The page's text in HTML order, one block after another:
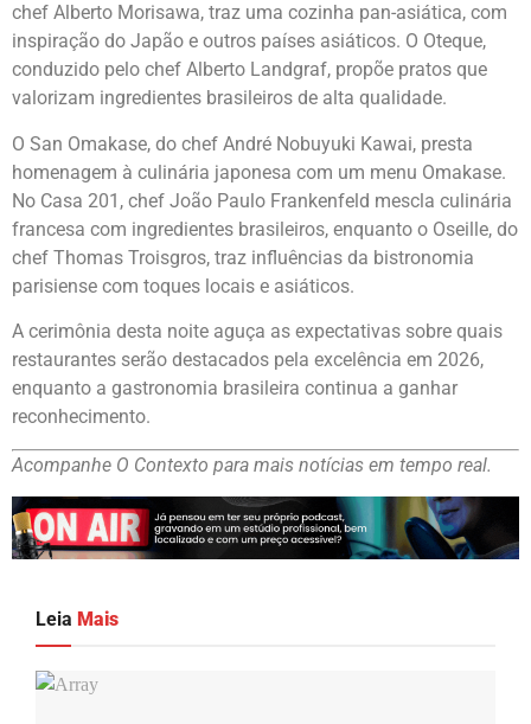
chef Alberto Morisawa, traz uma cozinha pan-asiática, com
inspiração do Japão e outros países asiáticos. O Oteque,
conduzido pelo chef Alberto Landgraf, propõe pratos que
valorizam ingredientes brasileiros de alta qualidade.
O San Omakase, do chef André Nobuyuki Kawai, presta
homenagem à culinária japonesa com um menu Omakase.
No Casa 201, chef João Paulo Frankenfeld mescla culinária
francesa com ingredientes brasileiros, enquanto o Oseille, do
chef Thomas Troisgros, traz influências da bistronomia
parisiense com toques locais e asiáticos.
A cerimônia desta noite aguça as expectativas sobre quais
restaurantes serão destacados pela excelência em 2026,
enquanto a gastronomia brasileira continua a ganhar
reconhecimento.
Acompanhe O Contexto para mais notícias em tempo real.
Leia Mais